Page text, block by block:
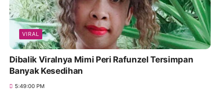
VIRAL
Dibalik Viralnya Mimi Peri Rafunzel Tersimpan
Banyak Kesedihan
5:49:00 PM